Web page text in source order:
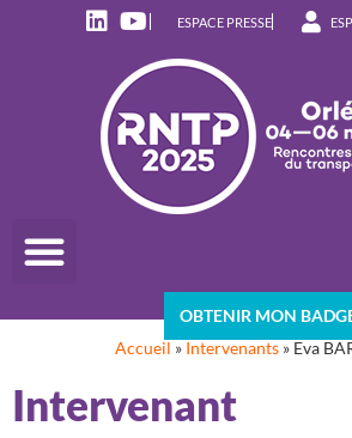
ESPACE PRESSE
OBTENIR MON
Accueil » Intervenants » Eva
Intervenant